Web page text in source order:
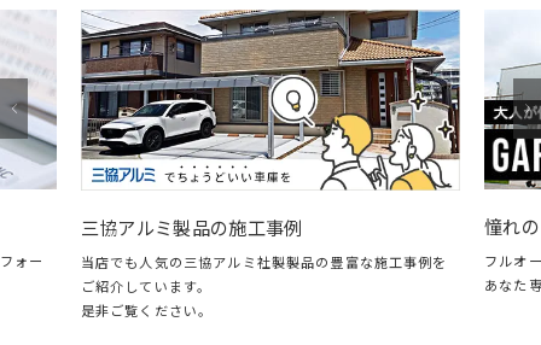
ォー
三協アルミ製品の施工事例
当店でも人気の三協アルミ社製製品の豊富な施工事例を
ご紹介しています。
是非ご覧ください。
憧れ
フルオ
あなた